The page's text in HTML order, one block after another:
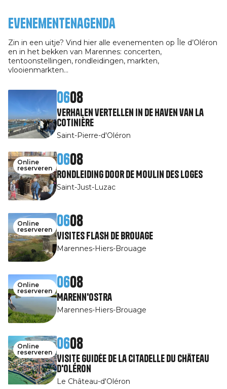
Evenementenagenda
Zin in een uitje? Vind hier alle evenementen op Île d’Oléron
en in het bekken van Marennes: concerten,
tentoonstellingen, rondleidingen, markten,
vlooienmarkten…
0608
Verhalen vertellen in de haven van La
Cotinière
Saint-Pierre-d'Oléron
Online
reserveren
0608
Rondleiding door de Moulin des Loges
Saint-Just-Luzac
Online
reserveren
0608
Visites Flash de Brouage
Marennes-Hiers-Brouage
Online
reserveren
0608
Marenn'Ostra
Marennes-Hiers-Brouage
Online
reserveren
0608
Visite guidée de la Citadelle du Château
d'Oléron
Le Château-d'Oléron